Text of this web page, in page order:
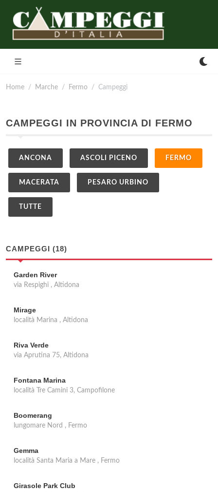
Home Marche Fermo Campeggi
CAMPEGGI IN PROVINCIA DI FERMO
ANCONA ASCOLI PICENO FERMO
MACERATA PESARO URBINO
TUTTE
CAMPEGGI (18)
Garden River
via Respighi , Altidona
Mirage
località Marina , Altidona
Riva Verde
via Aprutina 75, Altidona
Fontana Marina
località Tre Camini 3, Campofilone
Boomerang
lungomare Nord , Fermo
Gemma
località Santa Maria a Mare , Fermo
Girasole Park Club